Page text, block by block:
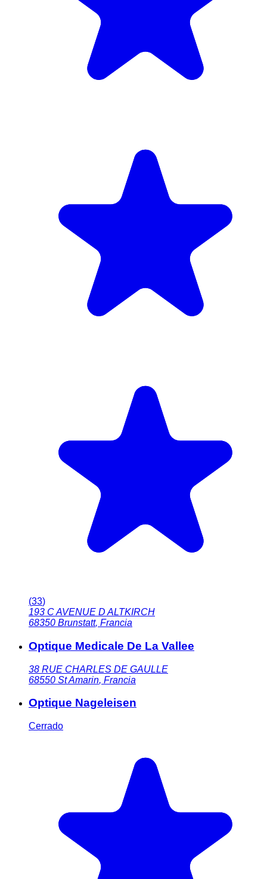
(33)
193 C AVENUE D ALTKIRCH
68350 Brunstatt, Francia
Optique Medicale De La Vallee
38 RUE CHARLES DE GAULLE
68550 St Amarin, Francia
Optique Nageleisen
Cerrado